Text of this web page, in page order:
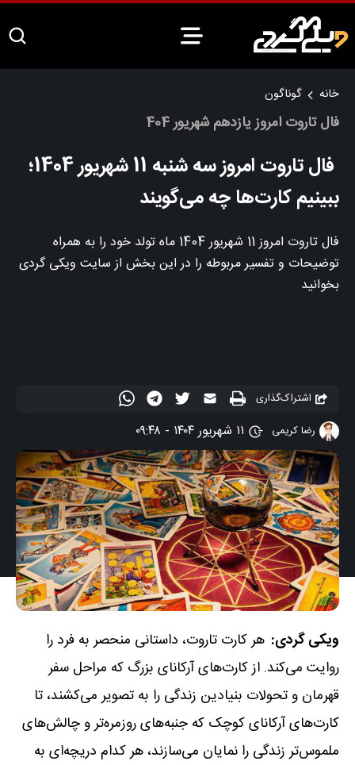
خانه گوناگون
فال تاروت امروز یازدهم شهریور 404
فال تاروت امروز سه شنبه 11 شهریور 1404؛
ببینیم کارت‌ها چه می‌گویند
فال تاروت امروز 11 شهریور 1404 ماه تولد خود را به همراه
توضیحات و تفسیر مربوطه را در این بخش از سایت ویکی گردی
بخوانید
اشتراک‌گذاری
رضا کریمی
۱۱ شهریور ۱۴۰۴ - ۰۹:۴۸
ویکی گردی: هر کارت تاروت، داستانی منحصر به فرد را
روایت می‌کند. از کارت‌های آرکانای بزرگ که مراحل سفر
قهرمان و تحولات بنیادین زندگی را به تصویر می‌کشند، تا
کارت‌های آرکانای کوچک که جنبه‌های روزمره‌تر و چالش‌های
ملموس‌تر زندگی را نمایان می‌سازند، هر کدام دریچه‌ای به